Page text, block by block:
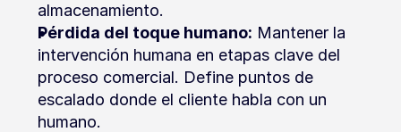
almacenamiento.
Pérdida del toque humano: Mantener la
intervención humana en etapas clave del
proceso comercial. Define puntos de
escalado donde el cliente habla con un
humano.